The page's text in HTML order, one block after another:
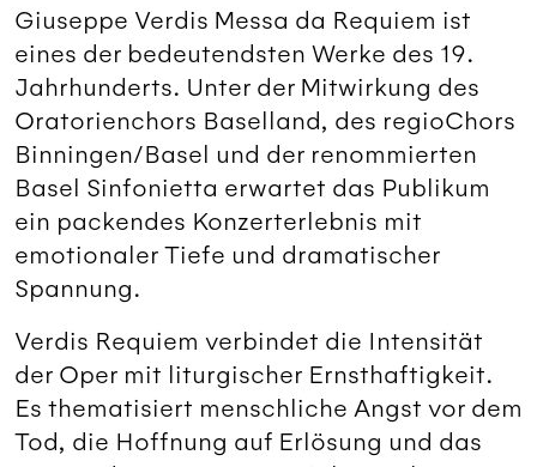
Giuseppe Verdis Messa da Requiem ist
eines der bedeutendsten Werke des 19.
Jahrhunderts. Unter der Mitwirkung des
Oratorienchors Baselland, des regioChors
Binningen/Basel und der renommierten
Basel Sinfonietta erwartet das Publikum
ein packendes Konzerterlebnis mit
emotionaler Tiefe und dramatischer
Spannung.
Verdis Requiem verbindet die Intensität
der Oper mit liturgischer Ernsthaftigkeit.
Es thematisiert menschliche Angst vor dem
Tod, die Hoffnung auf Erlösung und das